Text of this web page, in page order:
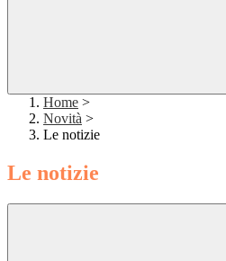
Home >
Novità >
Le notizie
Le notizie